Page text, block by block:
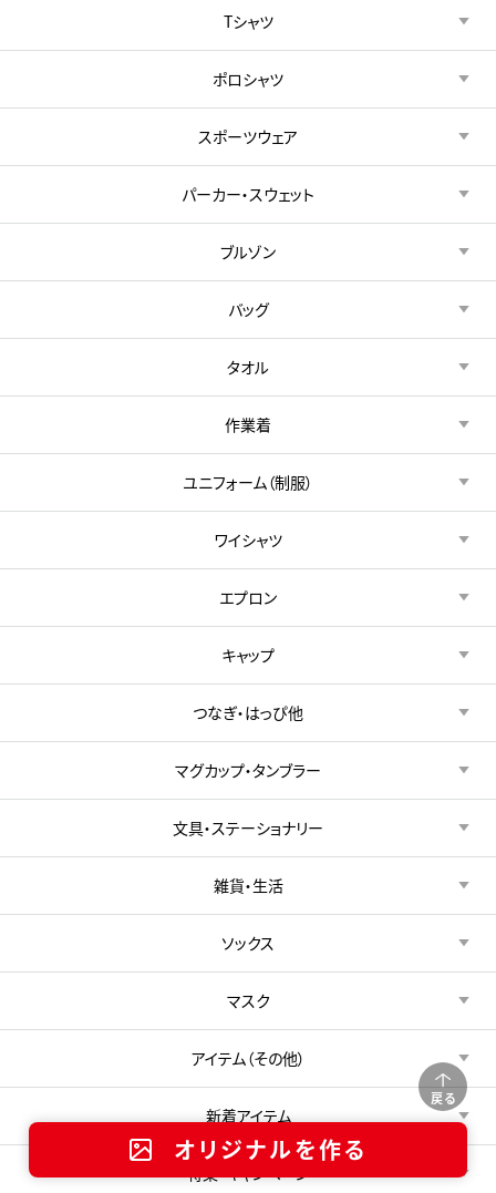
戻る
オリジナルを作る
Tシャツ
ポロシャツ
スポーツウェア
パーカー・スウェット
ブルゾン
バッグ
タオル
作業着
ユニフォーム（制服）
ワイシャツ
エプロン
キャップ
つなぎ・はっぴ他
マグカップ・タンブラー
文具・ステーショナリー
雑貨・生活
ソックス
マスク
アイテム（その他）
新着アイテム
特集・キャンペーン